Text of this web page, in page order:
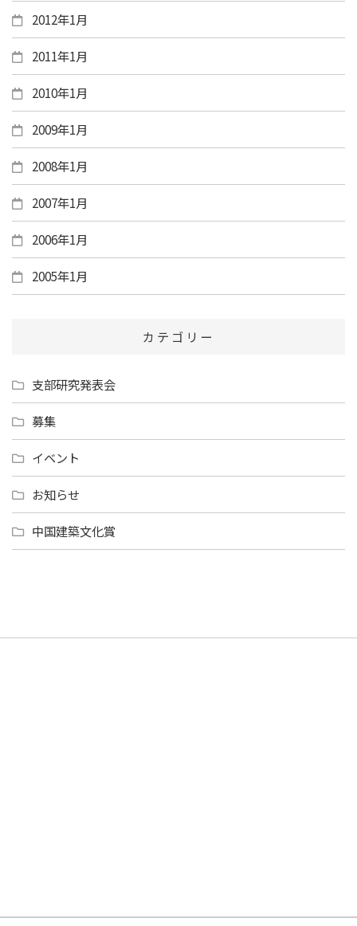
2012年1月
2011年1月
2010年1月
2009年1月
2008年1月
2007年1月
2006年1月
2005年1月
カテゴリー
支部研究発表会
募集
イベント
お知らせ
中国建築文化賞